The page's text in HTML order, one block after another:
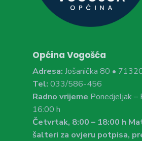
Općina Vogošća
Adresa: Jošanička 80 •
Tel: 033/586-456
Radno vrijeme Ponedjeljak –
16:00 h
Četvrtak, 8:00 – 18:00 h
šalteri za ovjeru potpisa,